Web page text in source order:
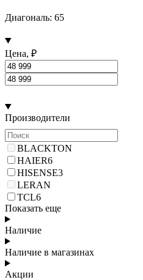
Диагональ: 65
Цена, ₽
Производители
BLACKTON
HAIER6
HISENSE3
LERAN
TCL6
Показать еще
Наличие
Наличие в магазинах
Акции